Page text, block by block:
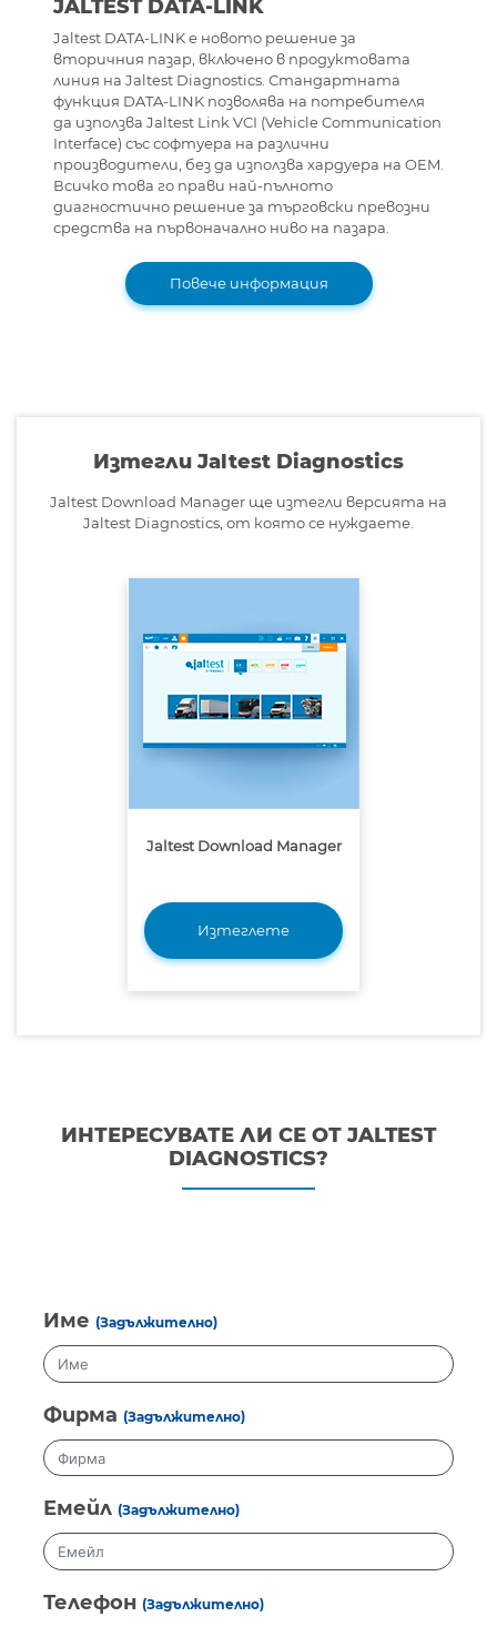
JALTEST DATA-LINK
Jaltest DATA-LINK е новото решение за
вторичния пазар, включено в продуктовата
линия на Jaltest Diagnostics. Стандартната
функция DATA-LINK позволява на потребителя
да използва Jaltest Link VCI (Vehicle Communication
Interface) със софтуера на различни
производители, без да използва хардуера на OEM.
Всичко това го прави най-пълното
диагностично решение за търговски превозни
средства на първоначално ниво на пазара.
Повече информация
Изтегли Jaltest Diagnostics
Jaltest Download Manager ще изтегли версията на
Jaltest Diagnostics, от която се нуждаете.
Jaltest Download Manager
Изтеглете
ИНТЕРЕСУВАТЕ ЛИ СЕ ОТ JALTEST
DIAGNOSTICS?
Име (Задължително)
Фирма (Задължително)
Емейл (Задължително)
Телефон (Задължително)